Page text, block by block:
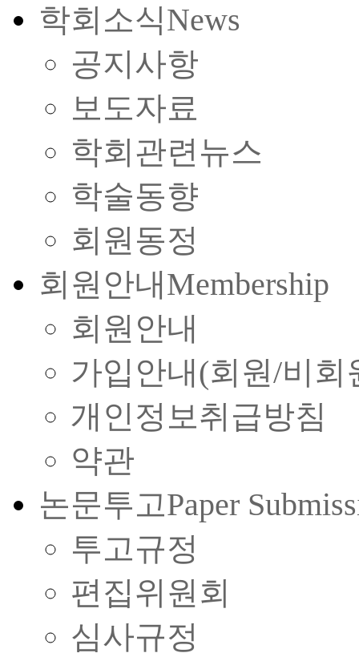
학회소식News
공지사항
보도자료
학회관련뉴스
학술동향
회원동정
회원안내Membership
회원안내
가입안내(회원/비회
개인정보취급방침
약관
논문투고Paper
투고규정
편집위원회
심사규정